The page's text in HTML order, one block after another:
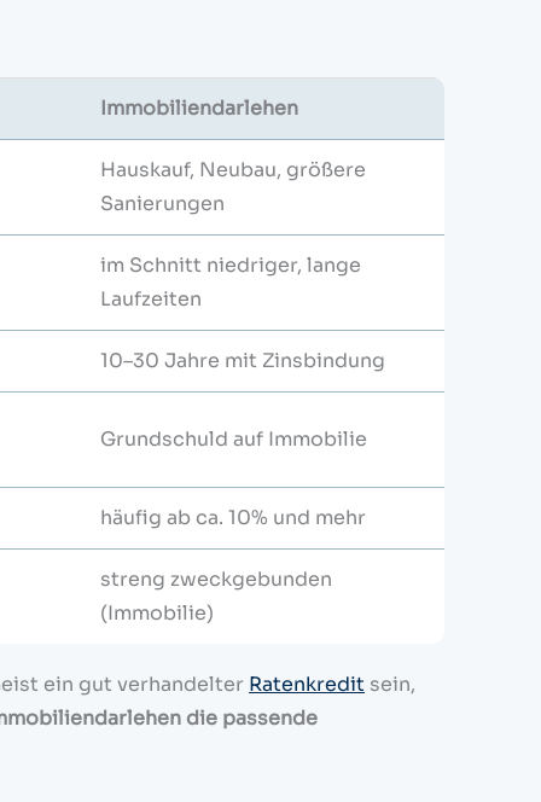
Immobiliendarlehen
Hauskauf, Neubau, größere
Sanierungen
im Schnitt niedriger, lange
Laufzeiten
10–30 Jahre mit Zinsbindung
Grundschuld auf Immobilie
häufig ab ca. 10% und mehr
streng zweckgebunden
(Immobilie)
ein gut verhandelter Ratenkredit sein,
die passende